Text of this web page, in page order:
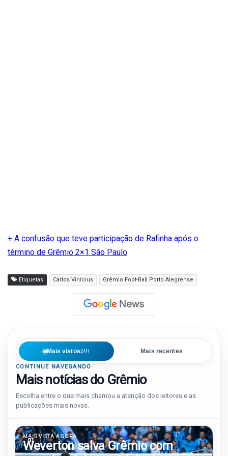
+ A confusão que teve participação de Rafinha após o
término de Grêmio 2×1 São Paulo
Etiquetas Carlos Vinícius Grêmio Foot-Ball Porto Alegrense
Mais vistos24H Mais recentes
CONTINUE NAVEGANDO
Mais notícias do Grêmio
Escolha entre o que mais chamou a atenção dos leitores e as
publicações mais novas.
01
MAIS VISTA AGORA
Weverton salva Grêmio com